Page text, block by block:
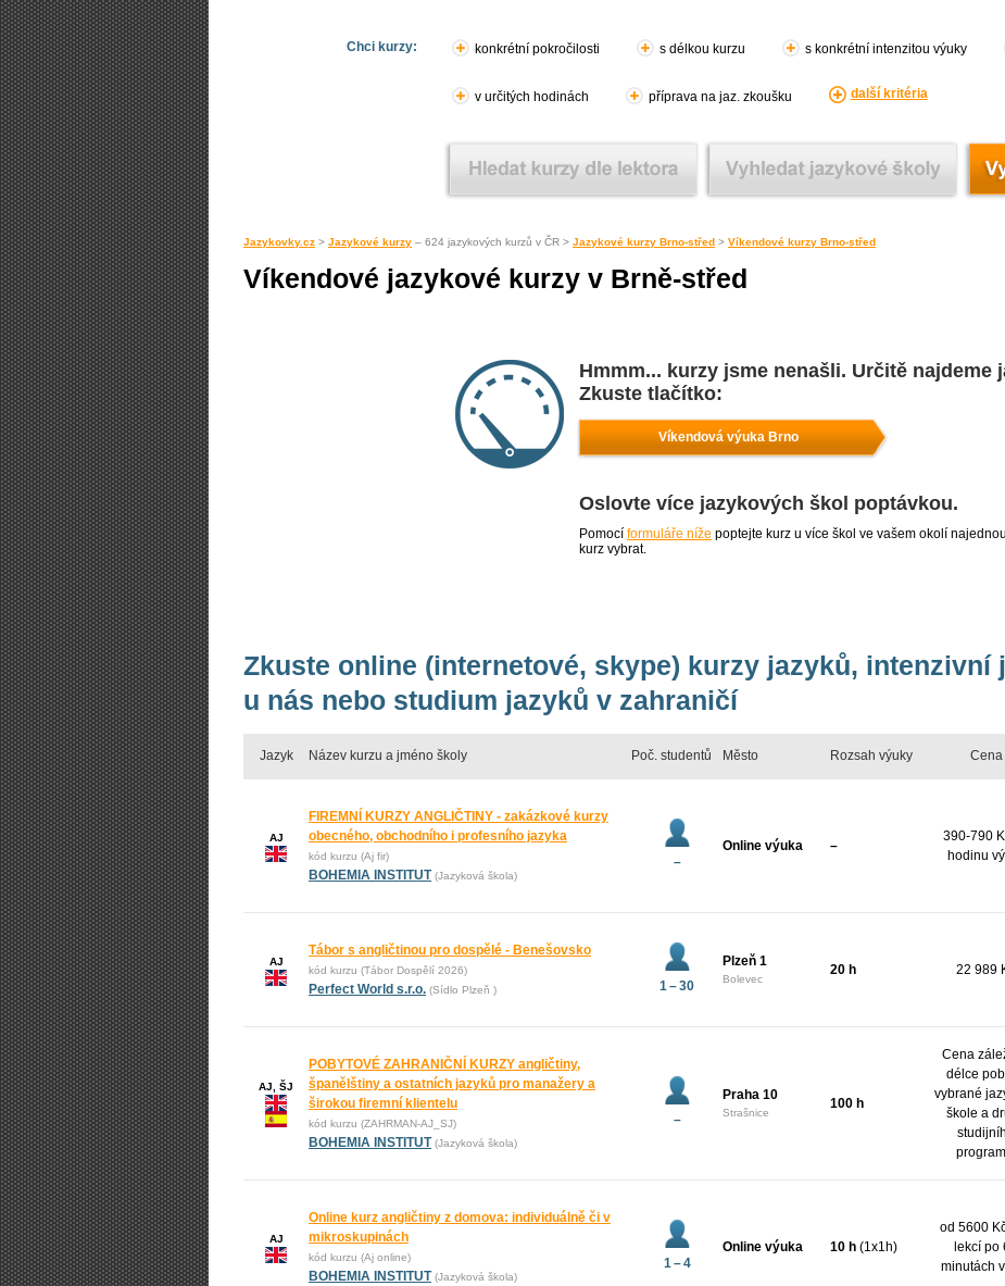
Chci kurzy: konkrétní pokročilosti s délkou kurzu s konkrétní intenzitou výuky
v určitých hodinách příprava na jaz. zkoušku další kritéria
Jazykovky.cz > Jazykové kurzy – 624 jazykových kurzů v ČR > Jazykové kurzy Brno-střed > Víkendové kurzy Brno-střed
Víkendové jazykové kurzy v Brně-střed
Hmmm... kurzy jsme nenašli. Určitě najdeme
Zkuste tlačítko:
Víkendová výuka Brno
Oslovte více jazykových škol poptávkou.
Pomocí formuláře níže poptejte kurz u více škol ve vašem okolí
kurz vybrat.
Zkuste online (internetové, skype) kurzy jazyků, intenzivní
u nás nebo studium jazyků v zahraničí
Jazyk Název kurzu a jméno školy Poč. studentů Město Rozsah výuky Cena
AJ
FIREMNÍ KURZY ANGLIČTINY - zakázkové kurzy
obecného, obchodního i profesního jazyka
kód kurzu (Aj fir)
BOHEMIA INSTITUT (Jazyková škola)
–
Online výuka –
390-790
hodinu
AJ
Tábor s angličtinou pro dospělé - Benešovsko
kód kurzu (Tábor Dospělí 2026)
Perfect World s.r.o. (Sídlo Plzeň ) 1 – 30
Plzeň 1
Bolevec
20 h 22 989
AJ, ŠJ
POBYTOVÉ ZAHRANIČNÍ KURZY angličtiny,
španělštiny a ostatních jazyků pro manažery a
širokou firemní klientelu
kód kurzu (ZAHRMAN-AJ_SJ)
BOHEMIA INSTITUT (Jazyková škola)
–
Praha 10
Strašnice
100 h
Cena
délce
vybrané
škole a
AJ
Online kurz angličtiny z domova: individuálně či v
mikroskupinách
kód kurzu (Aj online)
BOHEMIA INSTITUT (Jazyková škola)
1 – 4
Online výuka 10 h (1x1h)
od 5600
lekcí po
minutách